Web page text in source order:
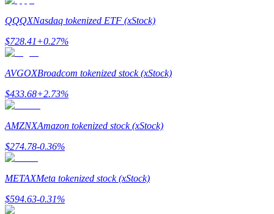
BTC Welcome Rewards
QQQXNasdaq tokenized ETF (xStock)
$728.41+0.27%
AVGOXBroadcom tokenized stock (xStock)
$433.68+2.73%
AMZNXAmazon tokenized stock (xStock)
$274.78-0.36%
METAXMeta tokenized stock (xStock)
$594.63-0.31%